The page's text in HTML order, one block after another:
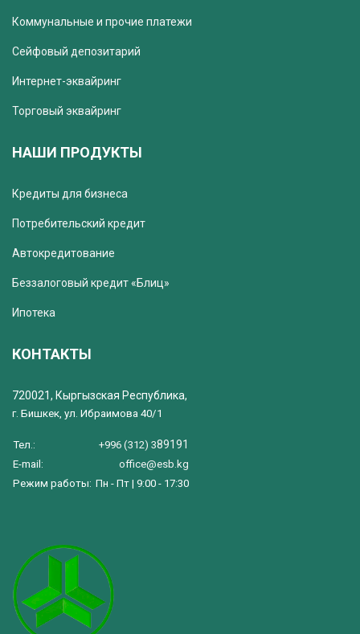
Коммунальные и прочие платежи
Сейфовый депозитарий
Интернет-эквайринг
Торговый эквайринг
НАШИ ПРОДУКТЫ
Кредиты для бизнеса
Потребительский кредит
Автокредитование
Беззалоговый кредит «Блиц»
Ипотека
КОНТАКТЫ
720021, Кыргызская Республика,
г. Бишкек, ул. Ибраимова 40/1
Тел.: +996 (312) 389191
E-mail:
office@esb.kg
Режим работы: Пн - Пт | 9:00 - 17:30